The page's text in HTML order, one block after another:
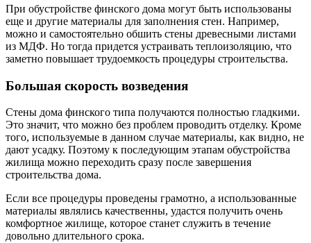
При обустройстве финского дома могут быть использованы
еще и другие материалы для заполнения стен. Например,
можно и самостоятельно обшить стены древесными листами
из МДФ. Но тогда придется устраивать теплоизоляцию, что
заметно повышает трудоемкость процедуры строительства.
Большая скорость возведения
Стены дома финского типа получаются полностью гладкими.
Это значит, что можно без проблем проводить отделку. Кроме
того, используемые в данном случае материалы, как видно, не
дают усадку. Поэтому к последующим этапам обустройства
жилища можно переходить сразу после завершения
строительства дома.
Если все процедуры проведены грамотно, а использованные
материалы являлись качественны, удастся получить очень
комфортное жилище, которое станет служить в течение
довольно длительного срока.